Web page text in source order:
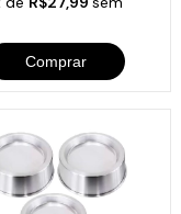
Comprar